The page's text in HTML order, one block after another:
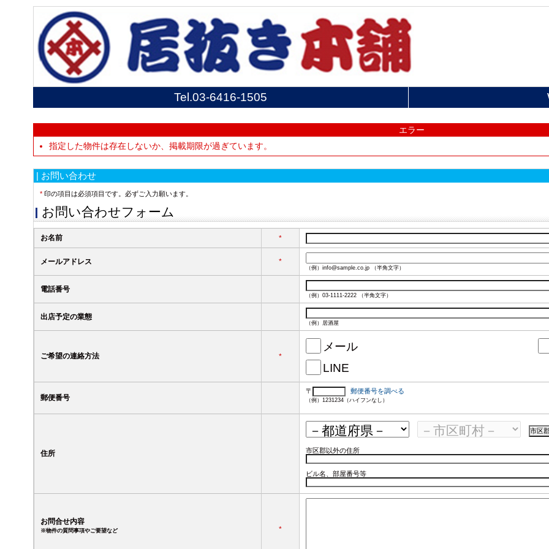
Tel.03-6416-1505
エラー
指定した物件は存在しないか、掲載期限が過ぎています。
| お問い合わせ
*印の項目は必須項目です。必ずご入力願います。
お問い合わせフォーム
お名前 *
メールアドレス *
（例）info@sample.co.jp （半角文字）
電話番号
（例）03-1111-2222 （半角文字）
出店予定の業態
（例）居酒屋
ご希望の連絡方法 *
メール
LINE
郵便番号
〒 郵便番号を調べる
（例）1231234（ハイフンなし）
住所 市区郡以外の住所
ビル名、部屋番号等
お問合せ内容
※物件の質問事項やご要望など *